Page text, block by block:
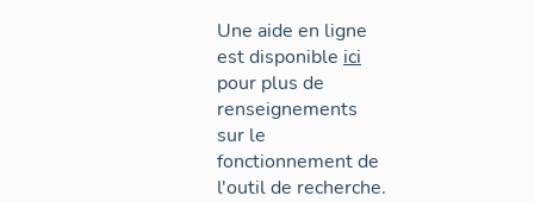
Une aide en ligne
est disponible ici
pour plus de
renseignements
sur le
fonctionnement de
l'outil de recherche.